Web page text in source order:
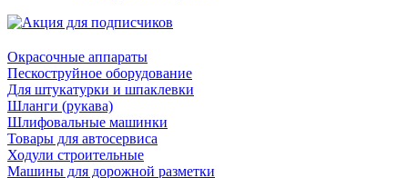
Окрасочные аппараты
Пескоструйное оборудование
Для штукатурки и шпаклевки
Шланги (рукава)
Шлифовальные машинки
Товары для автосервиса
Ходули строительные
Машины для дорожной разметки